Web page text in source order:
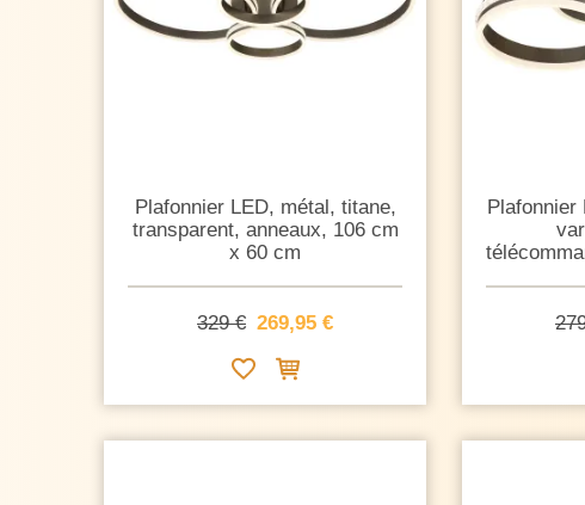
Plafonnier LED, métal, titane,
transparent, anneaux, 106 cm
x 60 cm
329 € 269,95 €
Plafonnier